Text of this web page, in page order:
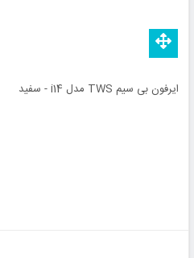
ایرفون بی سیم TWS مدل i14 - سفید